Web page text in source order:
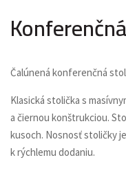
Čalúnená konferenčná
Klasická stolička s
a čiernou konštrukciou.
kusoch. Nosnosť stoličky
k rýchlemu dodaniu.